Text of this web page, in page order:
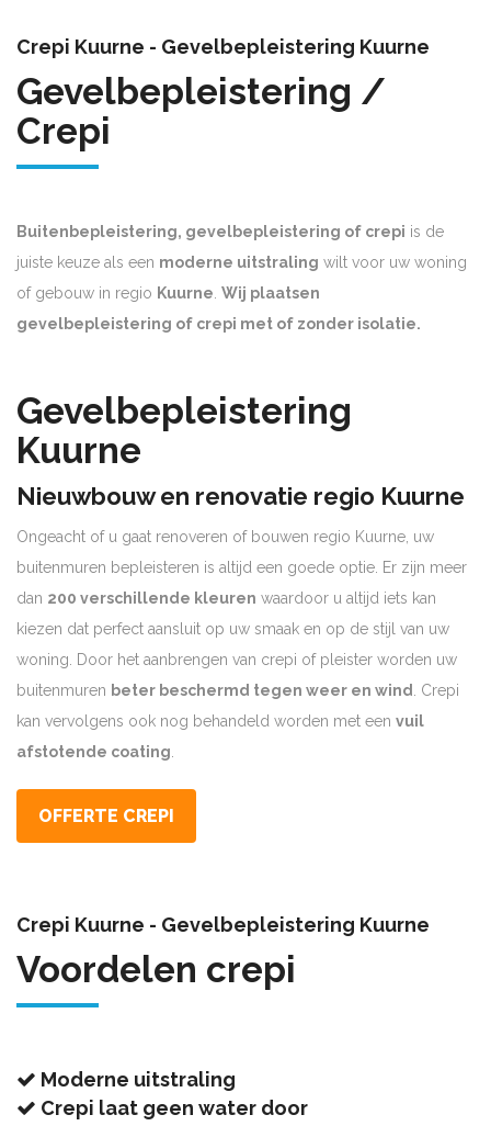
Crepi Kuurne - Gevelbepleistering Kuurne
Gevelbepleistering /
Crepi
Buitenbepleistering, gevelbepleistering of crepi is de
juiste keuze als een moderne uitstraling wilt voor uw woning
of gebouw in regio Kuurne. Wij plaatsen
gevelbepleistering of crepi met of zonder isolatie.
Gevelbepleistering
Kuurne
Nieuwbouw en renovatie regio Kuurne
Ongeacht of u gaat renoveren of bouwen regio Kuurne, uw
buitenmuren bepleisteren is altijd een goede optie. Er zijn meer
dan 200 verschillende kleuren waardoor u altijd iets kan
kiezen dat perfect aansluit op uw smaak en op de stijl van uw
woning. Door het aanbrengen van crepi of pleister worden uw
buitenmuren beter beschermd tegen weer en wind. Crepi
kan vervolgens ook nog behandeld worden met een vuil
afstotende coating.
OFFERTE CREPI
Crepi Kuurne - Gevelbepleistering Kuurne
Voordelen crepi
Moderne uitstraling
Crepi laat geen water door